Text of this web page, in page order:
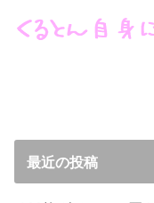
最近の投稿